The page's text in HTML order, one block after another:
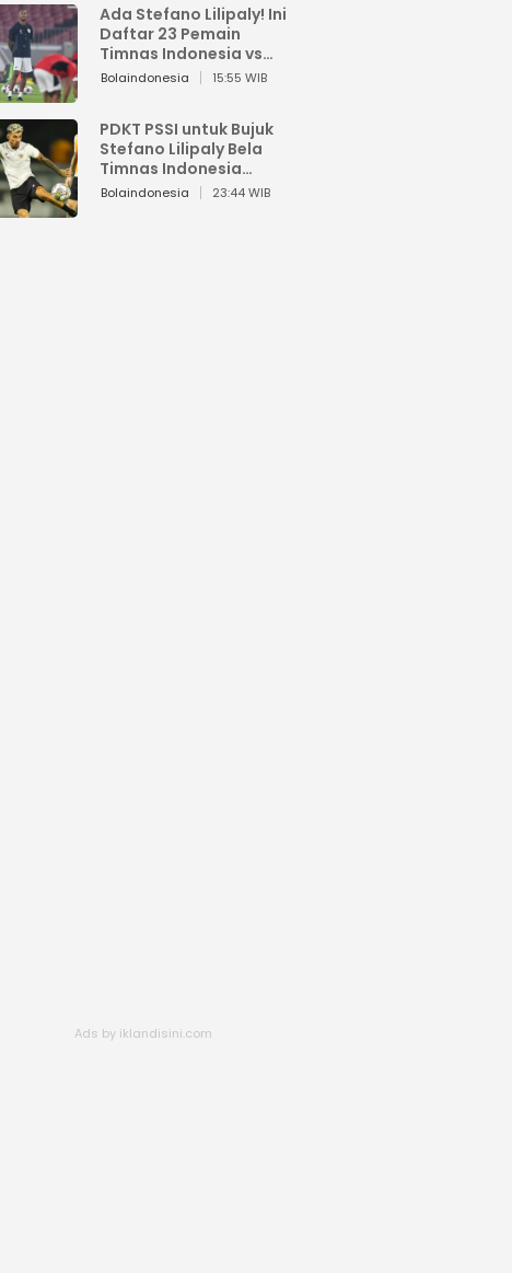
Ada Stefano Lilipaly! Ini
Daftar 23 Pemain
Timnas Indonesia vs
China
Bolaindonesia 15:55 WIB
PDKT PSSI untuk Bujuk
Stefano Lilipaly Bela
Timnas Indonesia
Berakhir Berantakan
Bolaindonesia 23:44 WIB